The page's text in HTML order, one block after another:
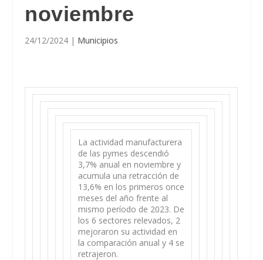
noviembre
24/12/2024 | Municipios
La actividad manufacturera
de las pymes descendió
3,7% anual en noviembre y
acumula una retracción de
13,6% en los primeros once
meses del año frente al
mismo período de 2023. De
los 6 sectores relevados, 2
mejoraron su actividad en
la comparación anual y 4 se
retrajeron.